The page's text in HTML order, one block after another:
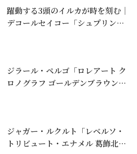
躍動する3頭のイルカが時を刻む｜
デコールセイコー「シュプリンゲ
ジラール・ペルゴ「ロレアート ク
ロノグラフ ゴールデンブラウン」
ジャガー・ルクルト「レベルソ・
トリビュート・エナメル 葛飾北斎